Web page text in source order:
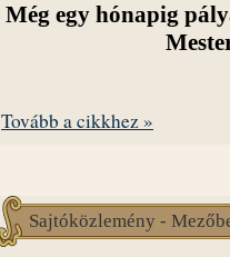
Még egy hónapig
Tovább a cikkhez »
Sajtóközlemény -